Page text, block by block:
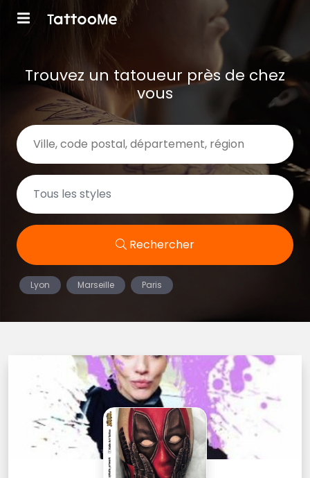
Trouvez un tatoueur près de chez
vous
Rechercher
Lyon Marseille Paris